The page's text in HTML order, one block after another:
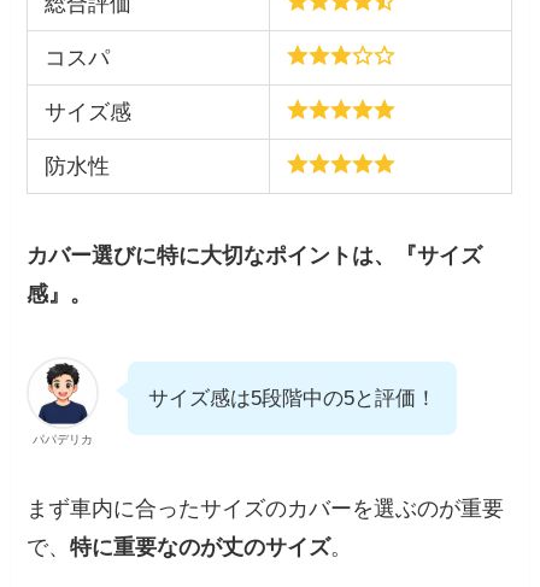
コスパ
サイズ感
防水性
カバー選びに特に大切なポイントは、『サイズ
感』。
パパデリカ
サイズ感は5段階中の5と評価！
まず車内に合ったサイズのカバーを選ぶのが重要
で、特に重要なのが丈のサイズ。